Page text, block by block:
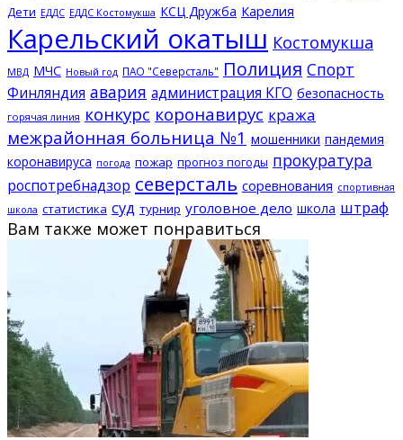
Дети ЕДДС ЕДДС Костомукша КСЦ Дружба Карелия
Карельский окатыш Костомукша
МВД МЧС Новый год ПАО "Северсталь" Полиция Спорт
Финляндия авария администрация КГО безопасность
горячая линия конкурс коронавирус кража
межрайонная больница №1 мошенники пандемия
коронавируса погода пожар прогноз погоды прокуратура
роспотребнадзор северсталь соревнования спортивная
школа статистика суд турнир уголовное дело школа штраф
Вам также может понравиться